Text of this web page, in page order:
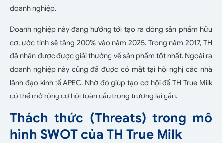
doanh nghiệp.
Doanh nghiệp này đang hướng tới tạo ra dòng sản phẩm hữu
cơ, ước tính sẽ tăng 200% vào năm 2025. Trong năm 2017, TH
đã nhân được được giải thưởng về sản phẩm tốt nhất. Ngoài ra
doanh nghiệp này cũng đã được có mặt tại hội nghị các nhà
lãnh đạo kinh tế APEC. Nhờ đó giúp tạo cơ hội để TH True Milk
có thể mở rộng cơ hội toàn cầu trong trương lai gần.
Thách thức (Threats) trong mô
hình SWOT của TH True Milk